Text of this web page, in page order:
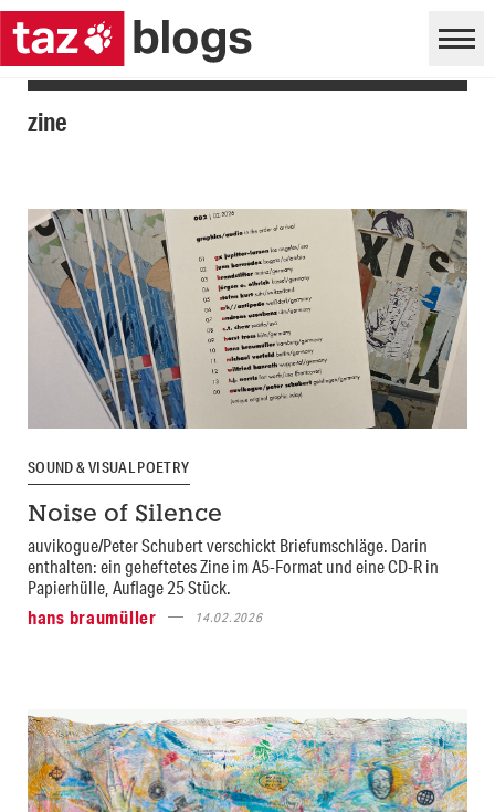
zine
SOUND & VISUAL POETRY
Noise of Silence
auvikogue/Peter Schubert verschickt Briefumschläge. Darin
enthalten: ein geheftetes Zine im A5-Format und eine CD-R in
Papierhülle, Auflage 25 Stück.
hans braumüller
14.02.2026